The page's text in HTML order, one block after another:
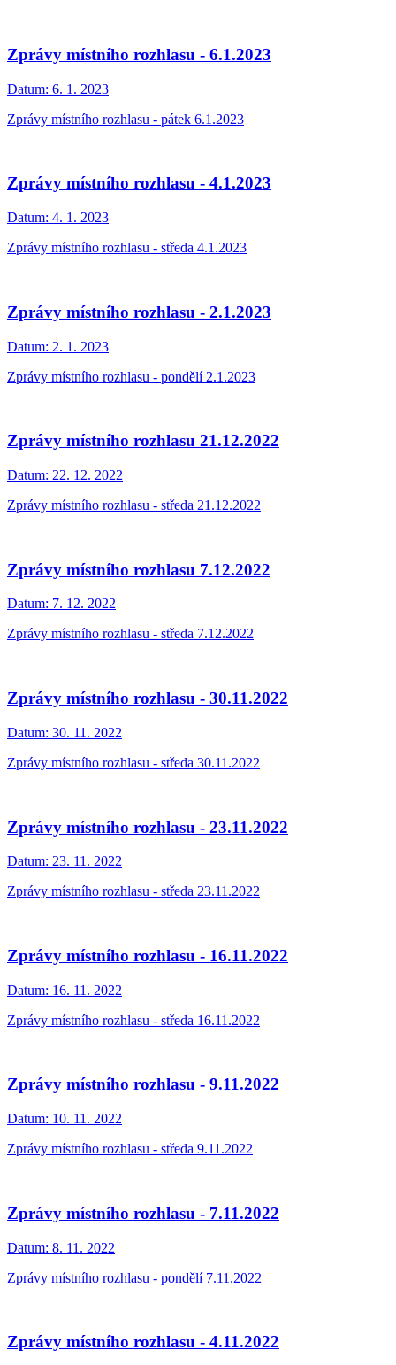
Zprávy místního rozhlasu - 6.1.2023
Datum: 6. 1. 2023
Zprávy místního rozhlasu - pátek 6.1.2023
Zprávy místního rozhlasu - 4.1.2023
Datum: 4. 1. 2023
Zprávy místního rozhlasu - středa 4.1.2023
Zprávy místního rozhlasu - 2.1.2023
Datum: 2. 1. 2023
Zprávy místního rozhlasu - pondělí 2.1.2023
Zprávy místního rozhlasu 21.12.2022
Datum: 22. 12. 2022
Zprávy místního rozhlasu - středa 21.12.2022
Zprávy místního rozhlasu 7.12.2022
Datum: 7. 12. 2022
Zprávy místního rozhlasu - středa 7.12.2022
Zprávy místního rozhlasu - 30.11.2022
Datum: 30. 11. 2022
Zprávy místního rozhlasu - středa 30.11.2022
Zprávy místního rozhlasu - 23.11.2022
Datum: 23. 11. 2022
Zprávy místního rozhlasu - středa 23.11.2022
Zprávy místního rozhlasu - 16.11.2022
Datum: 16. 11. 2022
Zprávy místního rozhlasu - středa 16.11.2022
Zprávy místního rozhlasu - 9.11.2022
Datum: 10. 11. 2022
Zprávy místního rozhlasu - středa 9.11.2022
Zprávy místního rozhlasu - 7.11.2022
Datum: 8. 11. 2022
Zprávy místního rozhlasu - pondělí 7.11.2022
Zprávy místního rozhlasu - 4.11.2022